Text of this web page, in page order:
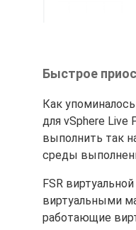
Быстрое
Как
для vSphere Live
выполнить так
среды
FSR
виртуальными
работающие